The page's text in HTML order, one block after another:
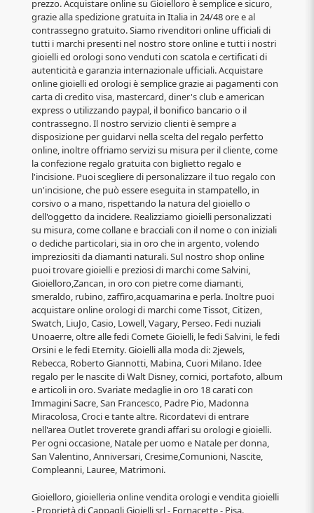
prezzo. Acquistare online su Gioielloro è semplice e sicuro,
grazie alla spedizione gratuita in Italia in 24/48 ore e al
contrassegno gratuito. Siamo rivenditori online ufficiali di
tutti i marchi presenti nel nostro store online e tutti i nostri
gioielli ed orologi sono venduti con scatola e certificati di
autenticità e garanzia internazionale ufficiali. Acquistare
online gioielli ed orologi è semplice grazie ai pagamenti con
carta di credito visa, mastercard, diner's club e american
express o utilizzando paypal, il bonifico bancario o il
contrassegno. Il nostro servizio clienti è sempre a
disposizione per guidarvi nella scelta del regalo perfetto
online, inoltre offriamo servizi su misura per il cliente, come
la confezione regalo gratuita con biglietto regalo e
l'incisione. Puoi scegliere di personalizzare il tuo regalo con
un'incisione, che può essere eseguita in stampatello, in
corsivo o a mano, rispettando la natura del gioiello o
dell'oggetto da incidere. Realizziamo gioielli personalizzati
su misura, come collane e bracciali con il nome o con iniziali
o dediche particolari, sia in oro che in argento, volendo
impreziositi da diamanti naturali. Sul nostro shop online
puoi trovare gioielli e preziosi di marchi come Salvini,
Gioielloro,Zancan, in oro con pietre come diamanti,
smeraldo, rubino, zaffiro,acquamarina e perla. Inoltre puoi
acquistare online orologi di marchi come Tissot, Citizen,
Swatch, LiuJo, Casio, Lowell, Vagary, Perseo. Fedi nuziali
Unoaerre, oltre alle fedi Comete Gioielli, le fedi Salvini, le fedi
Orsini e le fedi Eternity. Gioielli alla moda di: 2jewels,
Rebecca, Roberto Giannotti, Mabina, Cuori Milano. Idee
regalo per le nascite di Walt Disney, cornici, portafoto, album
e articoli in oro. Svariate medaglie in oro 18 carati con
Immagini Sacre, San Francesco, Padre Pio, Madonna
Miracolosa, Croci e tante altre. Ricordatevi di entrare
nell'area Outlet troverete grandi affari su orologi e gioielli.
Per ogni occasione, Natale per uomo e Natale per donna,
San Valentino, Anniversari, Cresime,Comunioni, Nascite,
Compleanni, Lauree, Matrimoni.
Gioielloro, gioielleria online vendita orologi e vendita gioielli
- Proprietà di Cappagli Gioielli srl - Fornacette - Pisa.